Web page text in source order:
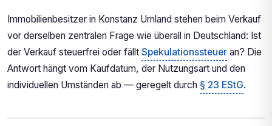
mit Pendlerstruktur
Immobilieneigentümer
Fazit: Immobilien in Konstanz Umland steuerfrei
verkaufen
Immobilienbesitzer in Konstanz Umland stehen beim Verkauf
vor derselben zentralen Frage wie überall in Deutschland: Ist
der Verkauf steuerfrei oder fällt Spekulationssteuer an? Die
Antwort hängt vom Kaufdatum, der Nutzungsart und den
individuellen Umständen ab — geregelt durch § 23 EStG.